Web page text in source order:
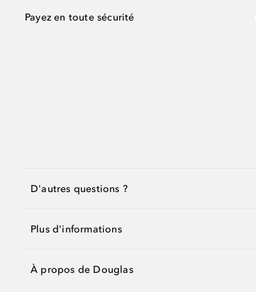
Payez en toute sécurité
D'autres questions ?
Plus d'informations
À propos de Douglas